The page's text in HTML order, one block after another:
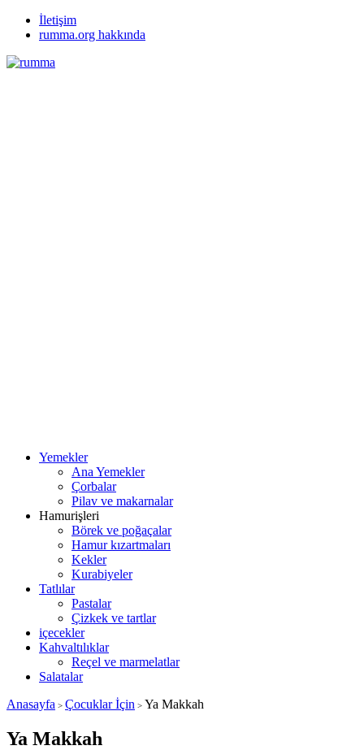
İletişim
rumma.org hakkında
Yemekler
Ana Yemekler
Çorbalar
Pilav ve makarnalar
Hamurişleri
Börek ve poğaçalar
Hamur kızartmaları
Kekler
Kurabiyeler
Tatlılar
Pastalar
Çizkek ve tartlar
içecekler
Kahvaltılıklar
Reçel ve marmelatlar
Salatalar
Anasayfa > Çocuklar İçin > Ya Makkah
Ya Makkah